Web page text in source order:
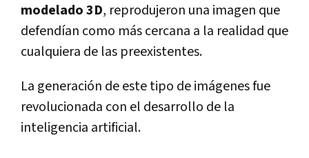
modelado 3D, reprodujeron una imagen que
defendían como más cercana a la realidad que
cualquiera de las preexistentes.
La generación de este tipo de imágenes fue
revolucionada con el desarrollo de la
inteligencia artificial.